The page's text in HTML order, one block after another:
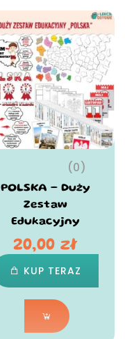
(0)
POLSKA – Duży
Zestaw
Edukacyjny
20,00zł
KUP TERAZ